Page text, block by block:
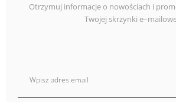
Otrzymuj informacje o nowościach i
Twojej skrzynki